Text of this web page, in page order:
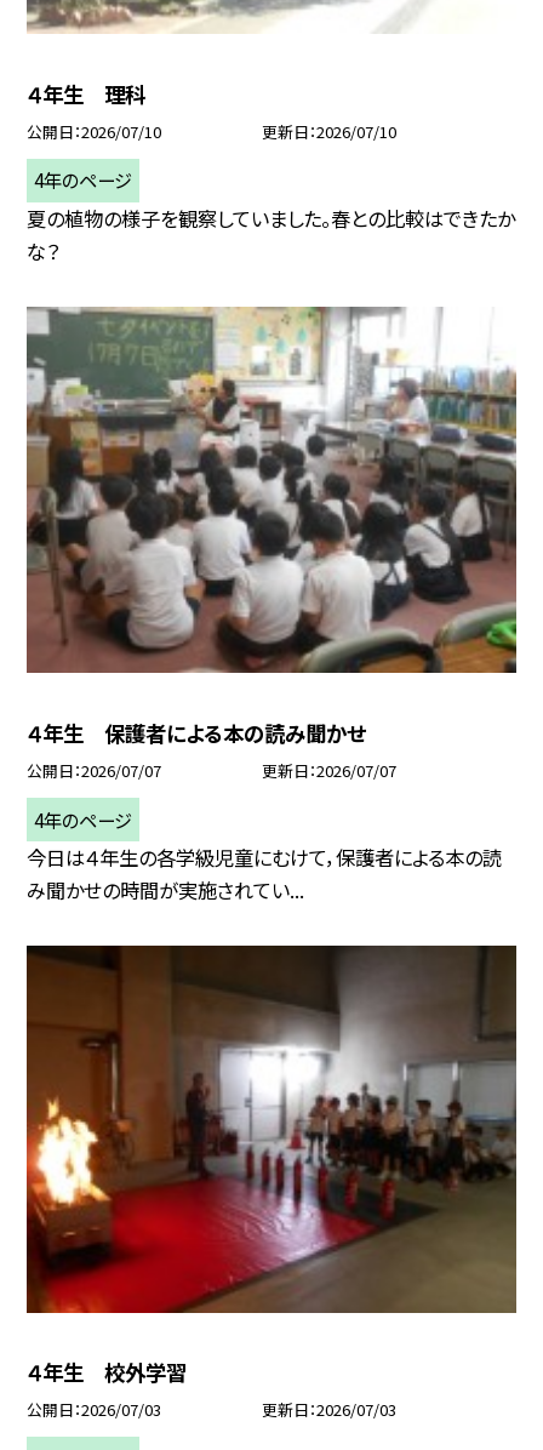
４年生 理科
公開日 2026/07/10 更新日 2026/07/10
4年のページ
夏の植物の様子を観察していました。春との比較はできたか
な？
４年生 保護者による本の読み聞かせ
公開日 2026/07/07 更新日 2026/07/07
4年のページ
今日は４年生の各学級児童にむけて，保護者による本の読
み聞かせの時間が実施されてい...
４年生 校外学習
公開日 2026/07/03 更新日 2026/07/03